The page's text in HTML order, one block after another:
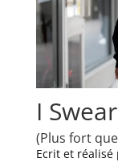
I
(Plus fort
Ecrit et réalisé